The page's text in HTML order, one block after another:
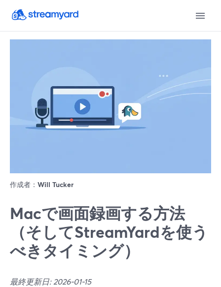
作成者： Will Tucker
Macで画面録画する方法
（そしてStreamYardを使う
べきタイミング）
最終更新日: 2026-01-15